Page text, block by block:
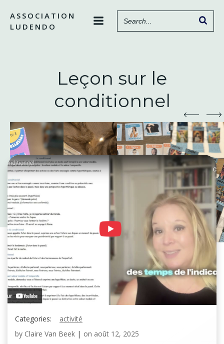
contenu
ASSOCIATION
LUDENDO
Leçon sur le
conditionnel
Categories:
activité
by Claire Van Beek | on août 12, 2025